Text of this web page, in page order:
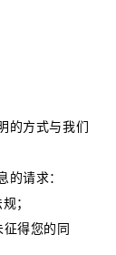
的方式与我们
请求：
；
征得您的同